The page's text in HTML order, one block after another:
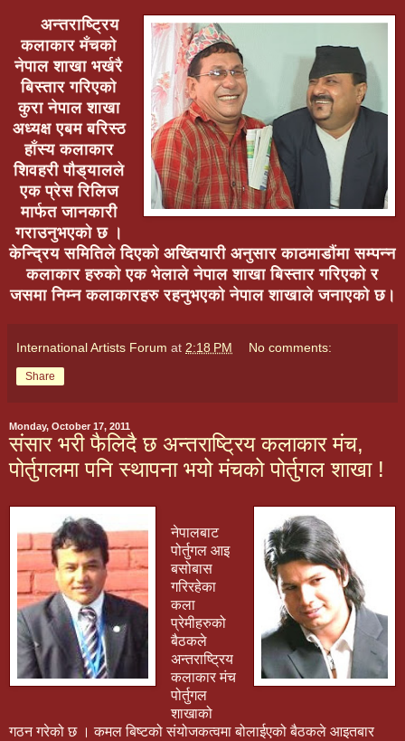
अन्तराष्ट्रिय
कलाकार मँचको
नेपाल शाखा भर्खरै
बिस्तार गरिएको
कुरा नेपाल शाखा
अध्यक्ष एबम बरिस्ठ
हाँस्य कलाकार
शिवहरी पौड्यालले
एक प्रेस रिलिज
मार्फत जानकारी
गराउनुभएको छ ।
केन्द्रिय समितिले दिएको अख्तियारी अनुसार काठमाडौंमा सम्पन्न
कलाकार हरुको एक भेलाले नेपाल शाखा बिस्तार गरिएको र
जसमा निम्न कलाकारहरु रहनुभएको नेपाल शाखाले जनाएको छ।
International Artists Forum at 2:18 PM No comments:
Share
Monday, October 17, 2011
संसार भरी फैलिदै छ अन्तराष्ट्रिय कलाकार मंच,
पोर्तुगलमा पनि स्थापना भयो मंचको पोर्तुगल शाखा !
नेपालबाट
पोर्तुगल आइ
बसोबास
गरिरहेका
कला
प्रेमीहरुको
बैठकले
अन्तराष्ट्रिय
कलाकार मंच
पोर्तुगल
शाखाको
गठन गरेको छ । कमल बिष्टको संयोजकत्वमा बोलाईएको बैठकले आइतबार